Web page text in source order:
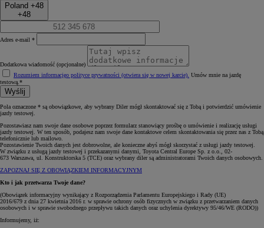
Poland +48
+48
Adres e-mail *
Dodatkowa wiadomość (opcjonalne)
Rozumiem informacjęo polityce prywatności (otwiera się w nowej karcie) Umów mnie na jazdę
testową.*
Wyślij
Pola oznaczone * są obowiązkowe, aby wybrany Diler mógł skontaktować się z Tobą i potwierdzić umówienie
jazdy testowej.
Pozostawiasz nam swoje dane osobowe poprzez formularz stanowiący prośbę o umówienie i realizację usługi
jazdy testowej. W ten sposób, podajesz nam swoje dane kontaktowe celem skontaktowania się przez nas z Tobą
telefonicznie lub mailowo.
Pozostawienie Twoich danych jest dobrowolne, ale konieczne abyś mógł skorzystać z usługi jazdy testowej.
W związku z usługą jazdy testowej i przekazanymi danymi, Toyota Central Europe Sp. z o.o., 02-
673 Warszawa, ul. Konstruktorska 5 (TCE) oraz wybrany diler są administratorami Twoich danych osobowych.
ZAPOZNAJ SIĘ Z OBOWIĄZKIEM INFORMACYJNYM
Kto i jak przetwarza Twoje dane?
(Obowiązek informacyjny wynikający z Rozporządzenia Parlamentu Europejskiego i Rady (UE)
2016/679 z dnia 27 kwietnia 2016 r. w sprawie ochrony osób fizycznych w związku z przetwarzaniem danych
osobowych i w sprawie swobodnego przepływu takich danych oraz uchylenia dyrektywy 95/46/WE (RODO))
Informujemy, iż: